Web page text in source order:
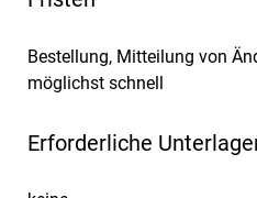
Bestellung, Mitteilung von
möglichst schnell
Erforderliche